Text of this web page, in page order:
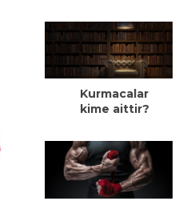
Kurmacalar
kime aittir?